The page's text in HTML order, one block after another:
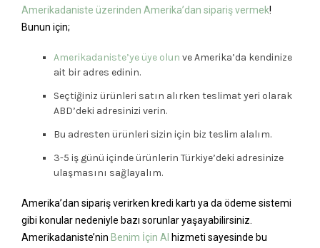
Amerikadaniste üzerinden Amerika’dan sipariş vermek!
Bunun için;
Amerikadaniste’ye üye olun ve Amerika’da kendinize
ait bir adres edinin.
Seçtiğiniz ürünleri satın alırken teslimat yeri olarak
ABD’deki adresinizi verin.
Bu adresten ürünleri sizin için biz teslim alalım.
3-5 iş günü içinde ürünlerin Türkiye’deki adresinize
ulaşmasını sağlayalım.
Amerika’dan sipariş verirken kredi kartı ya da ödeme sistemi
gibi konular nedeniyle bazı sorunlar yaşayabilirsiniz.
Amerikadaniste’nin Benim İçin Al hizmeti sayesinde bu